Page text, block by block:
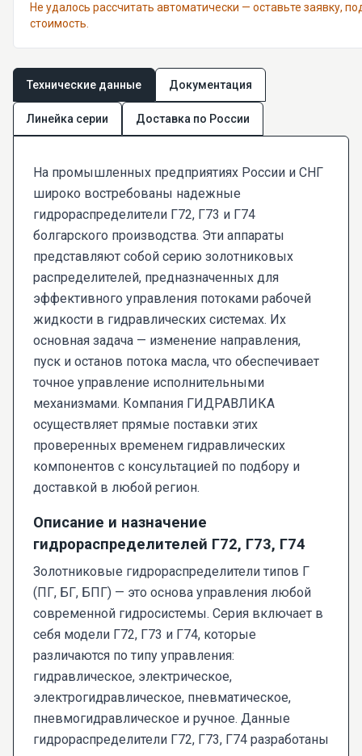
Не удалось рассчитать автоматически — оставьте заявку,
стоимость.
Технические данные Документация
Линейка серии Доставка по России
На промышленных предприятиях России и СНГ
широко востребованы надежные
гидрораспределители Г72, Г73 и Г74
болгарского производства. Эти аппараты
представляют собой серию золотниковых
распределителей, предназначенных для
эффективного управления потоками рабочей
жидкости в гидравлических системах. Их
основная задача — изменение направления,
пуск и останов потока масла, что обеспечивает
точное управление исполнительными
механизмами. Компания ГИДРАВЛИКА
осуществляет прямые поставки этих
проверенных временем гидравлических
компонентов с консультацией по подбору и
доставкой в любой регион.
Описание и назначение
гидрораспределителей Г72, Г73, Г74
Золотниковые гидрораспределители типов Г
(ПГ, БГ, БПГ) — это основа управления любой
современной гидросистемы. Серия включает в
себя модели Г72, Г73 и Г74, которые
различаются по типу управления:
гидравлическое, электрическое,
электрогидравлическое, пневматическое,
пневмогидравлическое и ручное. Данные
гидрораспределители Г72, Г73, Г74 разработаны